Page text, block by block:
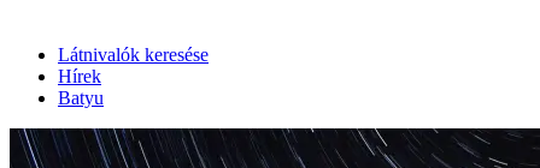
Látnivalók keresése
Hírek
Batyu